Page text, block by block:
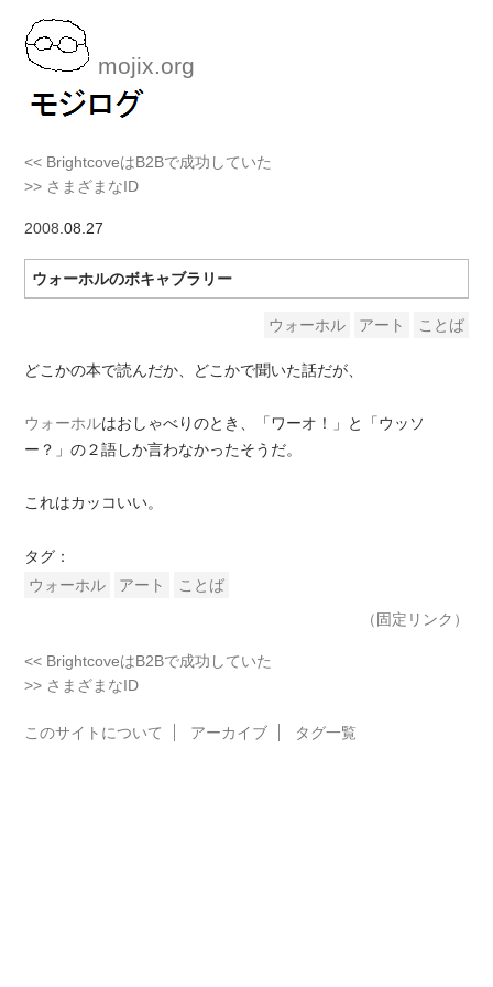
mojix.org
<< BrightcoveはB2Bで成功していた
>> さまざまなID
2008 .08.27
ウォーホルのボキャブラリー
ウォーホル アート ことば
どこかの本で読んだか、どこかで聞いた話だが、
ウォーホルはおしゃべりのとき、「ワーオ！」と「ウッソ
ー？」の２語しか言わなかったそうだ。
これはカッコいい。
タグ：
ウォーホル
アート
ことば
（固定リンク）
<< BrightcoveはB2Bで成功していた
>> さまざまなID
このサイトについて アーカイブ タグ一覧